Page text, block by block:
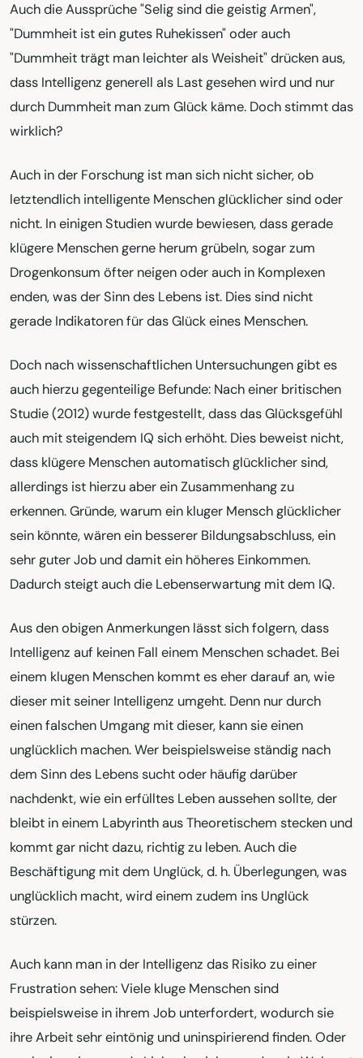
Auch die Aussprüche "Selig sind die geistig Armen",
"Dummheit ist ein gutes Ruhekissen" oder auch
"Dummheit trägt man leichter als Weisheit" drücken aus,
dass Intelligenz generell als Last gesehen wird und nur
durch Dummheit man zum Glück käme. Doch stimmt das
wirklich?
Auch in der Forschung ist man sich nicht sicher, ob
letztendlich intelligente Menschen glücklicher sind oder
nicht. In einigen Studien wurde bewiesen, dass gerade
klügere Menschen gerne herum grübeln, sogar zum
Drogenkonsum öfter neigen oder auch in Komplexen
enden, was der Sinn des Lebens ist. Dies sind nicht
gerade Indikatoren für das Glück eines Menschen.
Doch nach wissenschaftlichen Untersuchungen gibt es
auch hierzu gegenteilige Befunde: Nach einer britischen
Studie (2012) wurde festgestellt, dass das Glücksgefühl
auch mit steigendem IQ sich erhöht. Dies beweist nicht,
dass klügere Menschen automatisch glücklicher sind,
allerdings ist hierzu aber ein Zusammenhang zu
erkennen. Gründe, warum ein kluger Mensch glücklicher
sein könnte, wären ein besserer Bildungsabschluss, ein
sehr guter Job und damit ein höheres Einkommen.
Dadurch steigt auch die Lebenserwartung mit dem IQ.
Aus den obigen Anmerkungen lässt sich folgern, dass
Intelligenz auf keinen Fall einem Menschen schadet. Bei
einem klugen Menschen kommt es eher darauf an, wie
dieser mit seiner Intelligenz umgeht. Denn nur durch
einen falschen Umgang mit dieser, kann sie einen
unglücklich machen. Wer beispielsweise ständig nach
dem Sinn des Lebens sucht oder häufig darüber
nachdenkt, wie ein erfülltes Leben aussehen sollte, der
bleibt in einem Labyrinth aus Theoretischem stecken und
kommt gar nicht dazu, richtig zu leben. Auch die
Beschäftigung mit dem Unglück, d. h. Überlegungen, was
unglücklich macht, wird einem zudem ins Unglück
stürzen.
Auch kann man in der Intelligenz das Risiko zu einer
Frustration sehen: Viele kluge Menschen sind
beispielsweise in ihrem Job unterfordert, wodurch sie
ihre Arbeit sehr eintönig und uninspirierend finden. Oder